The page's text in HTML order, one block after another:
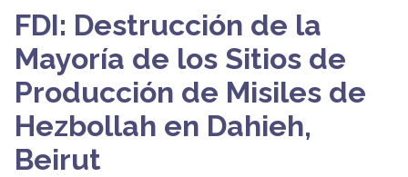
FDI: Destrucción de la
Mayoría de los Sitios de
Producción de Misiles de
Hezbollah en Dahieh,
Beirut